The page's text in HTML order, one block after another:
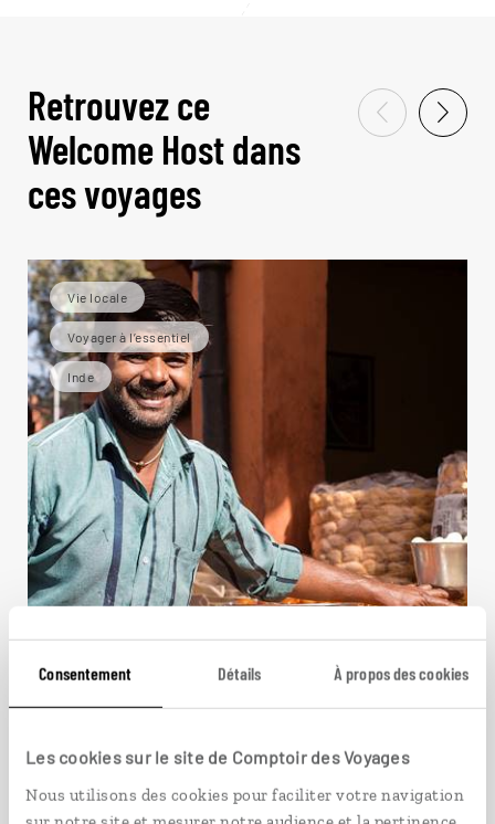
Consentement Détails À propos des cookies
Les cookies sur le site de Comptoir des Voyages
Nous utilisons des cookies pour faciliter votre navigation
Retrouvez ce
Welcome Host dans
ces voyages
Vie locale
Voyager à l’essentiel
Inde